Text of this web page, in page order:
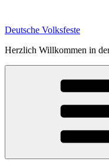
springen
Deutsche Volksfeste
Herzlich Willkommen in